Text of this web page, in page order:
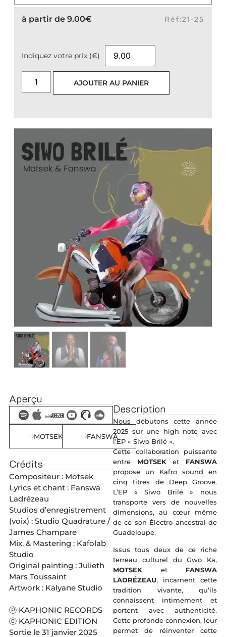
à partir de 9.00€ Réf:21-25
Indiquez votre prix (€)
AJOUTER AU PANIER
Aperçu
MOTSEK FANSWA
Crédits
Compositeur : Motsek
Lyrics et chant : Fanswa
Ladrézeau
Studios d’enregistrement
(voix) : Studio Quadrature /
James Champare
Mix. & Mastering : Kafolab
Studio
Original painting : Julieth
Mars Toussaint
Artwork : Kalyane Studio
ⓟ KAPHONIC RECORDS
ⓒ KAPHONIC EDITION
Sortie le 31 janvier 2025
Description
Nous débutons cette année
2025 sur une high note avec
l’EP « Siwo Brilé ».
Cette collaboration puissante
entre MOTSEKet FANSWA
propose un Kafro sound en
cinq titres de Deep Groove.
L’EP « Siwo Brilé » nous
transporte vers de nouvelles
dimensions, au cœur même
de ce son Électro ancestral de
Guadeloupe.
Issus tous deux de ce riche
terreau culturel du Gwo Ka,
MOTSEK et FANSWA
LADRÉZEAU, incarnent cette
tradition vivante, qu’ils
connaissent intimement et
portent avec authenticité.
Cette profonde connexion, leur
permet de réinventer cette